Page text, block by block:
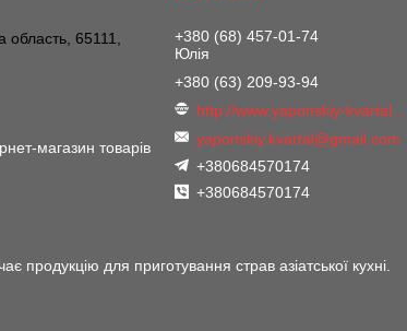
65111,
магазин товарів
+380 (68) 457-01-74
Юлія
+380 (63) 209-93-94
yaponskiy.kvartal@gmail.com
+380684570174
+380684570174
продукцію для приготування страв азіатської кухні.